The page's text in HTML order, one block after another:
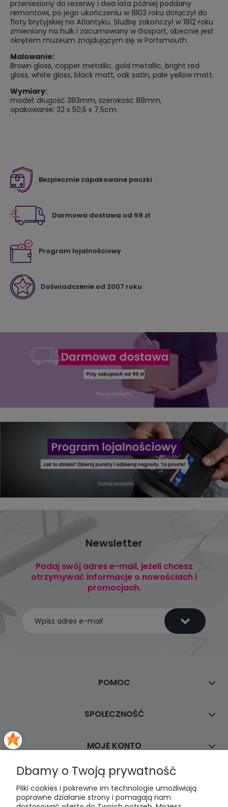
przeniesiony do rezerwy i dwa lata później poddany
remontowi, po jego ukończeniu w 1803 roku dołączył do
floty brytyjskiej na Atlantyku. Służbę zakończył w 1812 roku
zmieniony na hulk i zacumowany w Gosport, obecnie jest
okrętem muzeum znajdującym się w Portsmouth.
Malowanie:
Brown gloss, copper metallic, gold metallic, bright red
gloss, white gloss, black matt, oak satin, pale yellow matt.
Wymiary:
model: długość 383mm, szerokość 88mm,
opakowanie: 32 x 50,5 x 7,5cm.
Bezpiecznie zapakowane paczki
Darmowa dostawa od 99 zł
Program lojalnościowy
Doświadczenie od 2007 roku
Newsletter
Podaj swój adres e-mail, jeżeli chcesz
otrzymywać informacje o nowościach i
promocjach.
POMOC
SPOŁECZNOŚĆ
MOJE KONTO
PŁATNOŚCI I DOSTAWA
Dbamy o Twoją prywatność
Pliki cookies i pokrewne im technologie umożliwiają
poprawne działanie strony i pomagają nam